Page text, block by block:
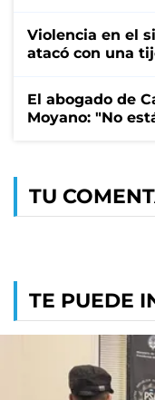
Violencia en el
atacó con una
El abogado de
Moyano: "No
TU
TE PUEDE